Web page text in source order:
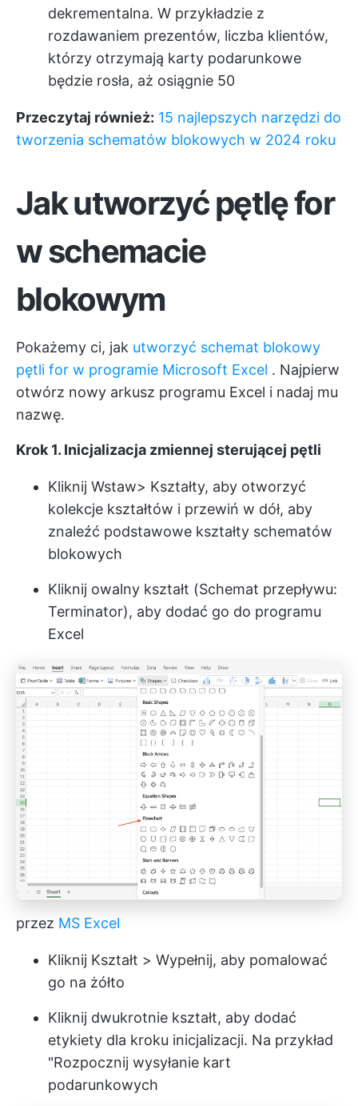
dekrementalna. W przykładzie z
rozdawaniem prezentów, liczba klientów,
którzy otrzymają karty podarunkowe
będzie rosła, aż osiągnie 50
Przeczytaj również: 15 najlepszych narzędzi do
tworzenia schematów blokowych w 2024 roku
Jak utworzyć pętlę for
w schemacie
blokowym
Pokażemy ci, jak utworzyć schemat blokowy
pętli for w programie Microsoft Excel . Najpierw
otwórz nowy arkusz programu Excel i nadaj mu
nazwę.
Krok 1. Inicjalizacja zmiennej sterującej pętli
Kliknij Wstaw> Kształty, aby otworzyć
kolekcje kształtów i przewiń w dół, aby
znaleźć podstawowe kształty schematów
blokowych
Kliknij owalny kształt (Schemat przepływu:
Terminator), aby dodać go do programu
Excel
przez MS Excel
Kliknij Kształt > Wypełnij, aby pomalować
go na żółto
Kliknij dwukrotnie kształt, aby dodać
etykiety dla kroku inicjalizacji. Na przykład
"Rozpocznij wysyłanie kart
podarunkowych